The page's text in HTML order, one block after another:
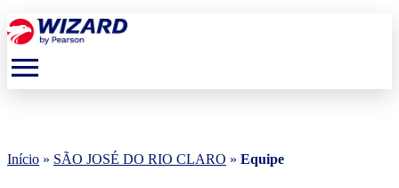
menu
Início » SÃO JOSÉ DO RIO CLARO » Equipe